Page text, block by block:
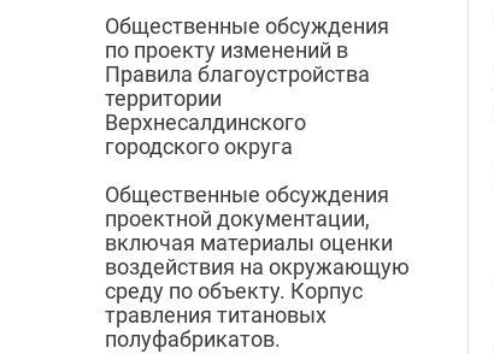
Общественные обсуждения
по проекту изменений в
Правила благоустройства
территории
Верхнесалдинского
городского округа
Общественные обсуждения
проектной документации,
включая материалы оценки
воздействия на окружающую
среду по объекту. Корпус
травления титановых
полуфабрикатов.